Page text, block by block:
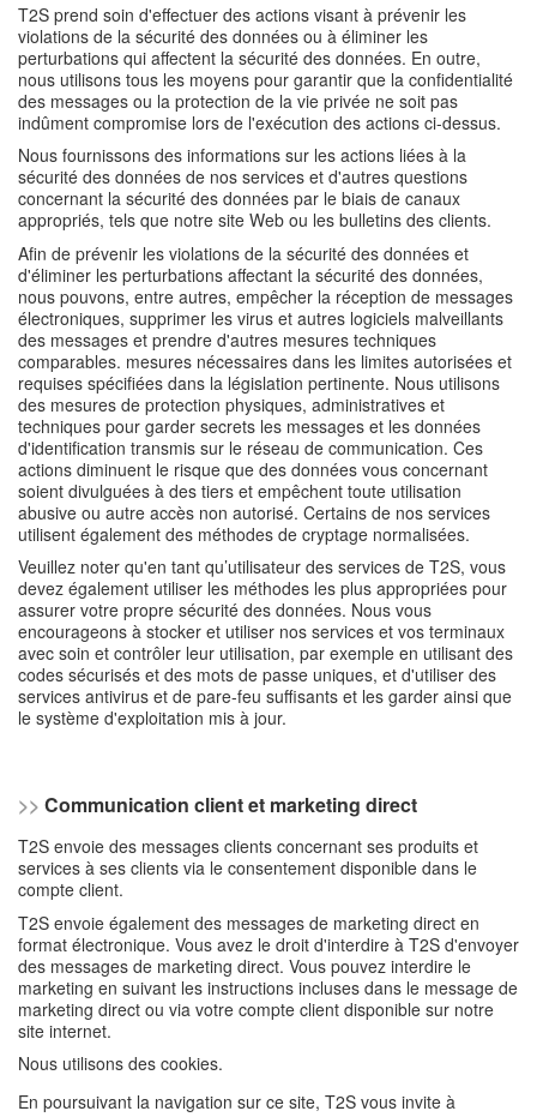
T2S prend soin d'effectuer des actions visant à prévenir les
violations de la sécurité des données ou à éliminer les
perturbations qui affectent la sécurité des données. En outre,
nous utilisons tous les moyens pour garantir que la confidentialité
des messages ou la protection de la vie privée ne soit pas
indûment compromise lors de l'exécution des actions ci-dessus.
Nous fournissons des informations sur les actions liées à la
sécurité des données de nos services et d'autres questions
concernant la sécurité des données par le biais de canaux
appropriés, tels que notre site Web ou les bulletins des clients.
Afin de prévenir les violations de la sécurité des données et
d'éliminer les perturbations affectant la sécurité des données,
nous pouvons, entre autres, empêcher la réception de messages
électroniques, supprimer les virus et autres logiciels malveillants
des messages et prendre d'autres mesures techniques
comparables. mesures nécessaires dans les limites autorisées et
requises spécifiées dans la législation pertinente. Nous utilisons
des mesures de protection physiques, administratives et
techniques pour garder secrets les messages et les données
d'identification transmis sur le réseau de communication. Ces
actions diminuent le risque que des données vous concernant
soient divulguées à des tiers et empêchent toute utilisation
abusive ou autre accès non autorisé. Certains de nos services
utilisent également des méthodes de cryptage normalisées.
Veuillez noter qu'en tant qu’utilisateur des services de T2S, vous
devez également utiliser les méthodes les plus appropriées pour
assurer votre propre sécurité des données. Nous vous
encourageons à stocker et utiliser nos services et vos terminaux
avec soin et contrôler leur utilisation, par exemple en utilisant des
codes sécurisés et des mots de passe uniques, et d'utiliser des
services antivirus et de pare-feu suffisants et les garder ainsi que
le système d'exploitation mis à jour.
>> Communication client et marketing direct
T2S envoie des messages clients concernant ses produits et
services à ses clients via le consentement disponible dans le
compte client.
T2S envoie également des messages de marketing direct en
format électronique. Vous avez le droit d'interdire à T2S d'envoyer
des messages de marketing direct. Vous pouvez interdire le
marketing en suivant les instructions incluses dans le message de
marketing direct ou via votre compte client disponible sur notre
site internet.
Nous utilisons des cookies.
En poursuivant la navigation sur ce site, T2S vous invite à